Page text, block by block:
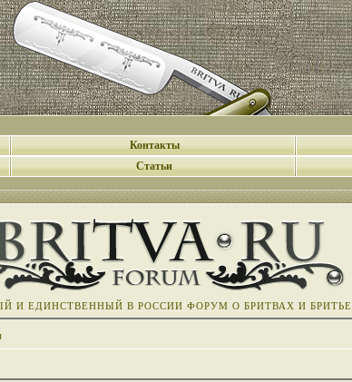
Контакты
Статьи
И ЕДИНСТВЕННЫЙ В РОССИИ ФОРУМ О БРИТВАХ И БРИТЬЕ